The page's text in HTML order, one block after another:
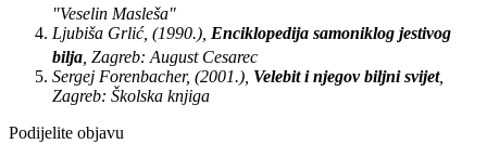
"Veselin Masleša"
Ljubiša Grlić, (1990.), Enciklopedija samoniklog jestivog
bilja Zagreb: August Cesarec
Sergej Forenbacher, (2001.), Velebit i njegov biljni svijet,
Zagreb: Školska knjiga
Podijelite objavu